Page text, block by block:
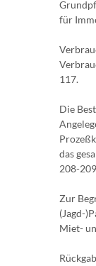
für
117.
Die
das
208-
Zur
(Jagd-
Miet-